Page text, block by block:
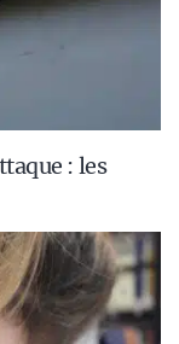
: les